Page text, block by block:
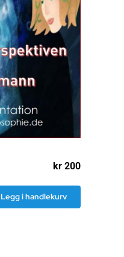
kr 200
Legg i handlekurv